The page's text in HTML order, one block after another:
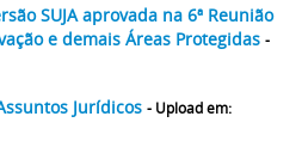
SUJA aprovada na 6ª Reunião
e demais Áreas Protegidas -
Jurídicos - Upload em: